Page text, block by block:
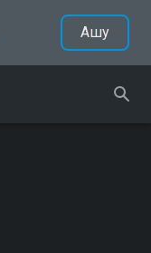
Ашу